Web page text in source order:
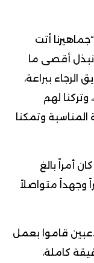
أتت
نبذل أقصى ما
ببراعة،
وتركنا لهم
وتمكنا
أمراً بالغ
وجهداً متواصلاً
قاموا بعمل
لقد عملنا بجدية طوال 90 دقيقة كاملة،